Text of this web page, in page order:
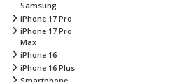
Samsung
iPhone 17 Pro
iPhone 17 Pro
Max
iPhone 16
iPhone 16 Plus